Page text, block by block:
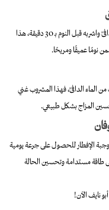
اخلط ملعقة كبيرة من عسل السدر مع كوب من الحليب الدافئ واشربه قبل النوم بـ 30 دقيقة، هذا
نومًا عميقًا ومريحًا.
الدافئ، فهذا المشروب غني
الإفطار للحصول على جرعة يومية
طاقة مستدامة وتحسين الحالة
نايف الآن!